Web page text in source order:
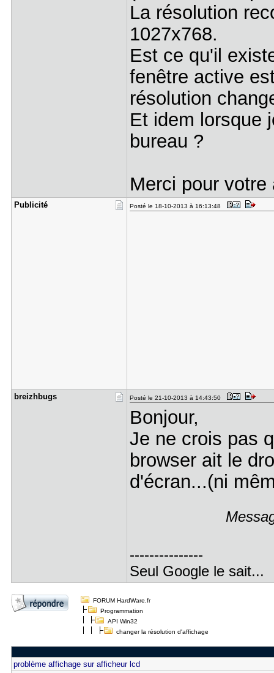
La résolution
1027x768.
Est ce qu'il
fenêtre active
résolution
Et idem lorsque
bureau ?
Merci pour votre
Publicité Posté le 18-10-2013 à 16:13:48
breizhbugs Posté le 21-10-2013 à 14:43:50
Bonjour,
Je ne crois pas
browser ait le
d'écran...(ni
---------------
Seul Google le sait...
FORUM HardWare.fr
Programmation
API Win32
changer la résolution d'affichage
problème affichage sur afficheur lcd